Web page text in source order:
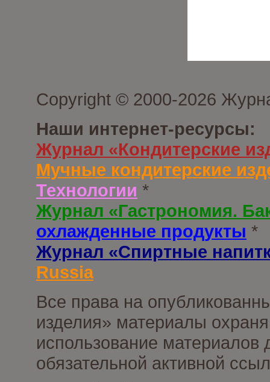
Copyright © 2000-2026
Наши интернет-ресурсы:
Журнал «Кондитерские
Мучные кондитерские
Технологии *
Журнал «Гастрономия.
охлажденные продукты *
Журнал «Спиртные
Russia
Все права на
изделия» материалы
использование материалов
обязательной активной